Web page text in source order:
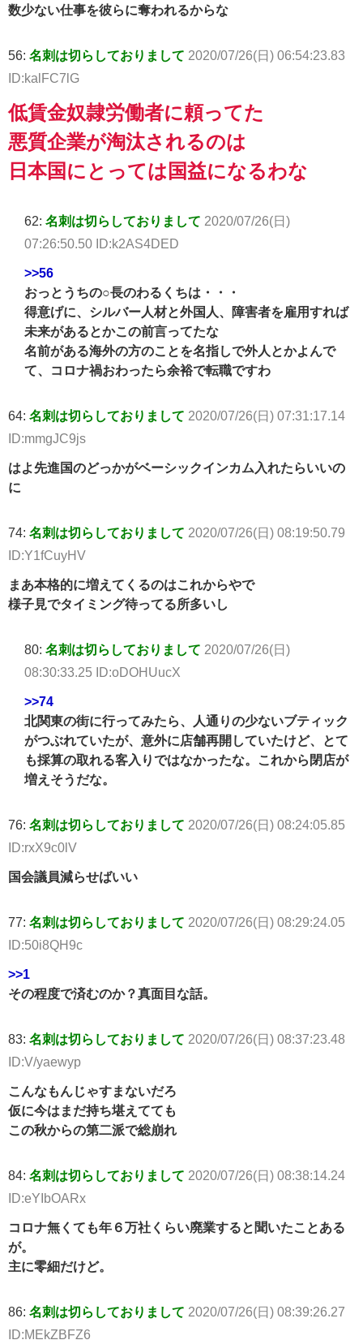
数少ない仕事を彼らに奪われるからな
56: 名刺は切らしておりまして 2020/07/26(日) 06:54:23.83
ID:kalFC7lG
低賃金奴隷労働者に頼ってた
悪質企業が淘汰されるのは
日本国にとっては国益になるわな
62: 名刺は切らしておりまして 2020/07/26(日)
07:26:50.50 ID:k2AS4DED
>>56
おっとうちの○長のわるくちは・・・
得意げに、シルバー人材と外国人、障害者を雇用すれば
未来があるとかこの前言ってたな
名前がある海外の方のことを名指しで外人とかよんで
て、コロナ禍おわったら余裕で転職ですわ
64: 名刺は切らしておりまして 2020/07/26(日) 07:31:17.14
ID:mmgJC9js
はよ先進国のどっかがベーシックインカム入れたらいいの
に
74: 名刺は切らしておりまして 2020/07/26(日) 08:19:50.79
ID:Y1fCuyHV
まあ本格的に増えてくるのはこれからやで
様子見でタイミング待ってる所多いし
80: 名刺は切らしておりまして 2020/07/26(日)
08:30:33.25 ID:oDOHUucX
>>74
北関東の街に行ってみたら、人通りの少ないブティック
がつぶれていたが、意外に店舗再開していたけど、とて
も採算の取れる客入りではなかったな。これから閉店が
増えそうだな。
76: 名刺は切らしておりまして 2020/07/26(日) 08:24:05.85
ID:rxX9c0lV
国会議員減らせばいい
77: 名刺は切らしておりまして 2020/07/26(日) 08:29:24.05
ID:50i8QH9c
>>1
その程度で済むのか？真面目な話。
83: 名刺は切らしておりまして 2020/07/26(日) 08:37:23.48
ID:V/yaewyp
こんなもんじゃすまないだろ
仮に今はまだ持ち堪えてても
この秋からの第二派で総崩れ
84: 名刺は切らしておりまして 2020/07/26(日) 08:38:14.24
ID:eYIbOARx
コロナ無くても年６万社くらい廃業すると聞いたことある
が。
主に零細だけど。
86: 名刺は切らしておりまして 2020/07/26(日) 08:39:26.27
ID:MEkZBFZ6